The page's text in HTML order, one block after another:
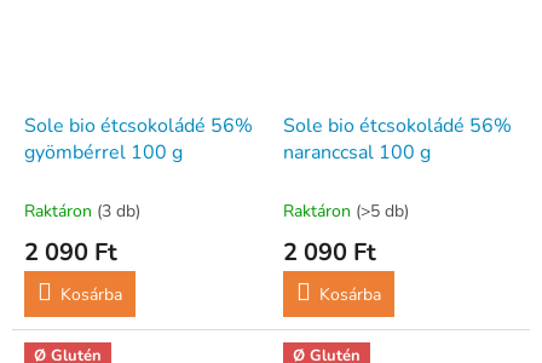
Sole bio étcsokoládé 56%
gyömbérrel 100 g
Raktáron (3 db)
2 090 Ft
Kosárba
Sole bio étcsokoládé 56%
naranccsal 100 g
Raktáron (>5 db)
2 090 Ft
Kosárba
Ø Glutén
Ø Glutén